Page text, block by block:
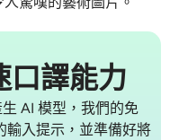
口譯能力
AI 模型，我們的免
輸入提示，並準備好將